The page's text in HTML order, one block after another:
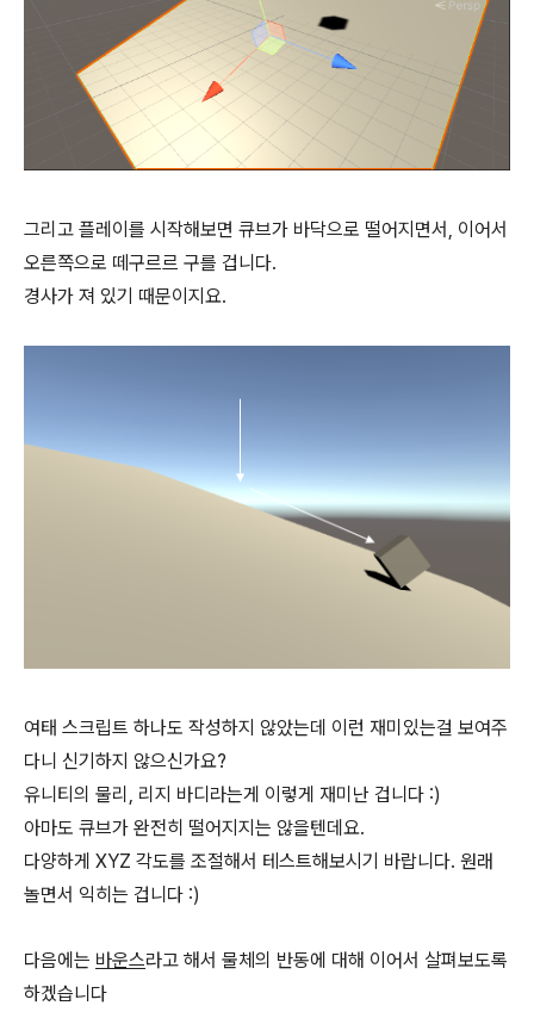
그리고 플레이를 시작해보면 큐브가 바닥으로 떨어지면서, 이어서
오른쪽으로 떼구르르 구를 겁니다.
경사가 져 있기 때문이지요.
여태 스크립트 하나도 작성하지 않았는데 이런 재미있는걸 보여주
다니 신기하지 않으신가요?
유니티의 물리, 리지 바디라는게 이렇게 재미난 겁니다 :)
아마도 큐브가 완전히 떨어지지는 않을텐데요.
다양하게 XYZ 각도를 조절해서 테스트해보시기 바랍니다. 원래
놀면서 익히는 겁니다 :)
다음에는 바운스라고 해서 물체의 반동에 대해 이어서 살펴보도록
하겠습니다